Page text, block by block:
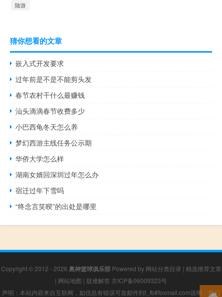
陆游
猜你想看的文章
嵌入式开发要求
过年前是不是不能剪头发
春节农村干什么最赚钱
汕头滴滴春节收费多少
小巴西龟冬天怎么养
梦幻西游主线任务公示期
华侨大学怎么样
湖南女婿回深圳过年怎么办
宿迁过年下雪吗
“终念言笑暌”的出处是哪里
Copyright © 2012 - 2026 奥神篮球俱乐部Powered by 网站分类目录 | 精选推荐文章
| 网站地图 | 疑难解答 京ICP备06009323号
声明：本站内容来自互联网，如信息有错误可发邮件到f_fb#foxmail.com说明，我们